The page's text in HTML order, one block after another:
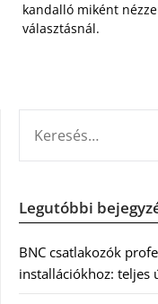
kandalló miként
választásnál.
Legutóbbi
BNC csatlakozók
installációkhoz: teljes